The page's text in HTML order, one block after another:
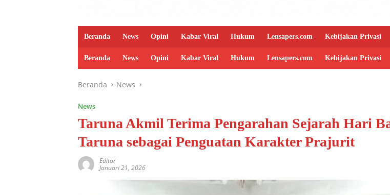
Beranda News Opini Kabar Viral Hukum Lensapers.com Kebijakan Privasi
Beranda News Opini Kabar Viral Hukum Lensapers.com Kebijakan Privasi
Beranda News
News
Taruna Akmil Terima Pengarahan Sejarah Hari
Taruna sebagai Penguatan Karakter Prajurit
Editor
Januari 21, 2026